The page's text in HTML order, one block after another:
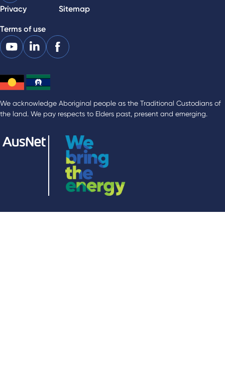
Privacy Sitemap
Terms of use
We acknowledge Aboriginal people as the Traditional Custodians of
the land. We pay respects to Elders past, present and emerging.